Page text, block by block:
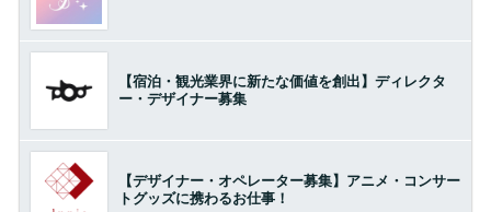
【宿泊・観光業界に新たな価値を創出】ディレクタ
ー・デザイナー募集
【デザイナー・オペレーター募集】アニメ・コンサー
トグッズに携わるお仕事！